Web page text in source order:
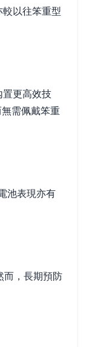
以往笨重型
更高效技
需佩戴笨重
池表現亦有
而，長期預防